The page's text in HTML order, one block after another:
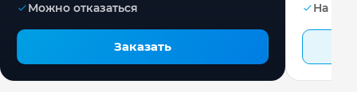
Можно отказаться
Заказать
На